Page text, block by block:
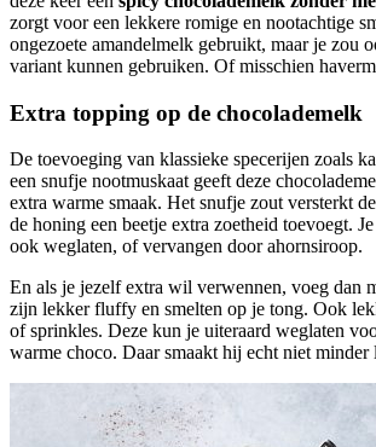
zorgt voor een lekkere romige en nootachtige
ongezoete amandelmelk gebruikt, maar je zou
variant kunnen gebruiken. Of misschien
Extra topping op de chocolademelk
De toevoeging van klassieke specerijen zoals
een snufje nootmuskaat geeft deze
extra warme smaak. Het snufje zout versterkt
de honing een beetje extra zoetheid toevoegt.
ook weglaten, of vervangen door ahornsiroop.
En als je jezelf extra wil verwennen, voeg dan
zijn lekker fluffy en smelten op je tong. Ook
of sprinkles. Deze kun je uiteraard weglaten
warme choco. Daar smaakt hij echt niet